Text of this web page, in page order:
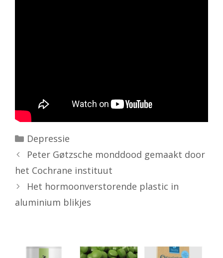
Categorieën
Depressie
Peter Gøtzsche monddood gemaakt door
het Cochrane instituut
Het hormoonverstorende plastic in
aluminium blikjes